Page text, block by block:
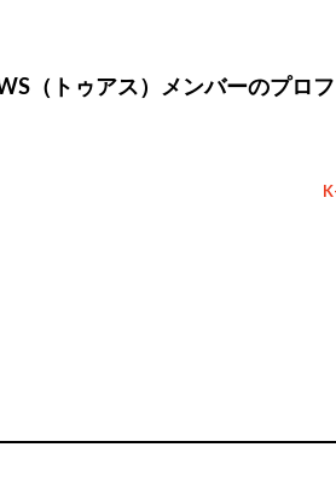
（トゥアス）メンバーのプロ